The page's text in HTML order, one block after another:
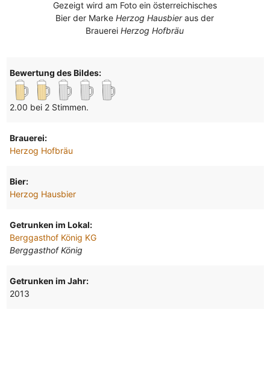
Gezeigt wird am Foto ein österreichisches
Bier der MarkeHerzog Hausbieraus der
BrauereiHerzog Hofbräu
Bewertung des Bildes:
2.00 bei 2 Stimmen.
Brauerei:
Herzog Hofbräu
Bier:
Herzog Hausbier
Getrunken im Lokal:
Berggasthof König KG
Berggasthof König
Getrunken im Jahr:
2013